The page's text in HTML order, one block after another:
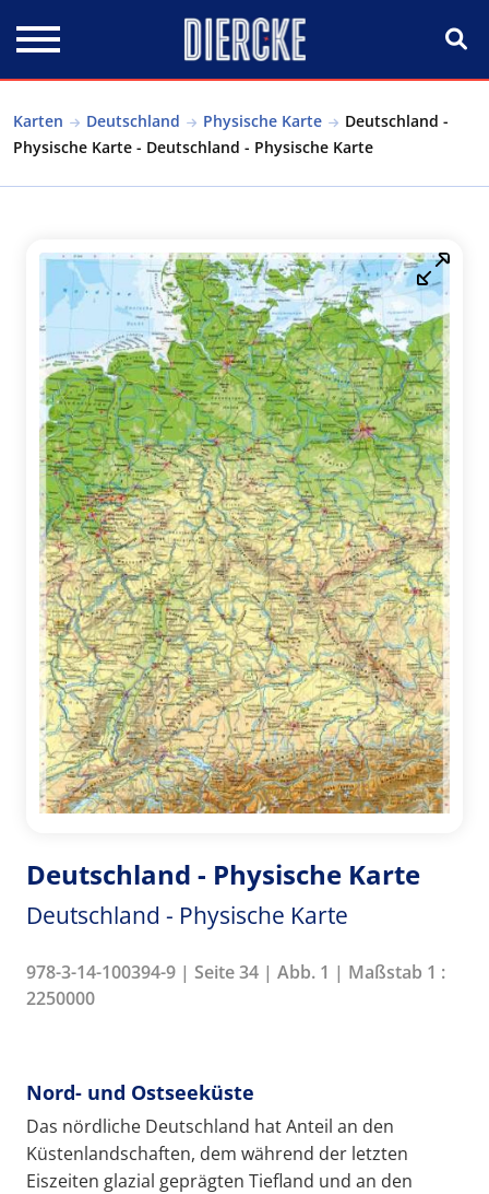
Karten Deutschland Physische Karte
Deutschland -
Physische Karte - Deutschland - Physische Karte
Deutschland - Physische Karte
Deutschland - Physische Karte
978-3-14-100394-9 | Seite 34 | Abb. 1 | Maßstab 1 :
2250000
Nord- und Ostseeküste
Das nördliche Deutschland hat Anteil an den
Küstenlandschaften, dem während der letzten
Eiszeiten glazial geprägten Tiefland und an den